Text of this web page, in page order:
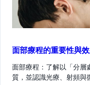
面部療程的重要性與
面部療程：了解以「分層
質，並認識光療、射頻與